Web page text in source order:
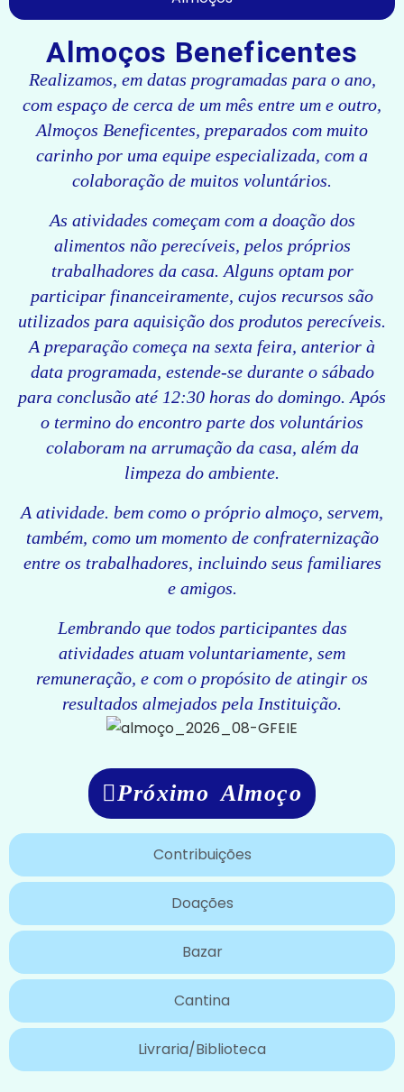
Contribuições
Doações
Bazar
Cantina
Livraria/Biblioteca
Almoços Beneficentes
Realizamos, em datas programadas para o ano,
com espaço de cerca de um mês entre um e outro,
Almoços Beneficentes, preparados com muito
carinho por uma equipe especializada, com a
colaboração de muitos voluntários.
As atividades começam com a doação dos
alimentos não perecíveis, pelos próprios
trabalhadores da casa. Alguns optam por
participar financeiramente, cujos recursos são
utilizados para aquisição dos produtos perecíveis.
A preparação começa na sexta feira, anterior à
data programada, estende-se durante o sábado
para conclusão até 12:30 horas do domingo. Após
o termino do encontro parte dos voluntários
colaboram na arrumação da casa, além da
limpeza do ambiente.
A atividade. bem como o próprio almoço, servem,
também, como um momento de confraternização
entre os trabalhadores, incluindo seus familiares
e amigos.
Lembrando que todos participantes das
atividades atuam voluntariamente, sem
remuneração, e com o propósito de atingir os
resultados almejados pela Instituição.
Próximo Almoço